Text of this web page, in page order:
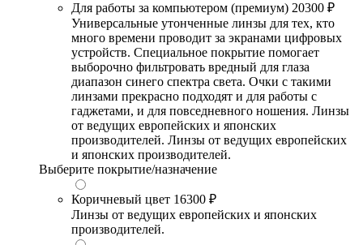
Для работы за компьютером (премиум) 20300 ₽
Универсальные утонченные линзы для тех, кто
много времени проводит за экранами цифровых
устройств. Специальное покрытие помогает
выборочно фильтровать вредный для глаза
диапазон синего спектра света. Очки с такими
линзами прекрасно подходят и для работы с
гаджетами, и для повседневного ношения. Линзы
от ведущих европейских и японских
производителей. Линзы от ведущих европейских
и японских производителей.
Выберите покрытие/назначение
Коричневый цвет 16300 ₽
Линзы от ведущих европейских и японских
производителей.